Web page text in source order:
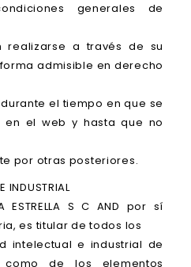
generales de
realizarse a través de su
admisible en derecho
el tiempo en que se
en el web y hasta que no
por otras posteriores.
INDUSTRIAL
ESTRELLA S C AND por sí
es titular de todos los
intelectual e industrial de
de los elementos